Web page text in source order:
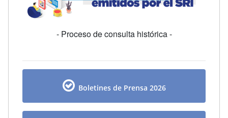
- Proceso de consulta histórica -
Boletines de Prensa 2026